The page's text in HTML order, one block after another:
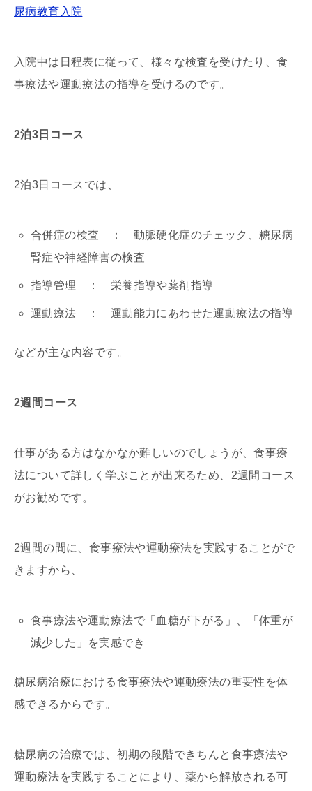
尿病教育入院
入院中は日程表に従って、様々な検査を受けたり、食
事療法や運動療法の指導を受けるのです。
2泊3日コース
2泊3日コースでは、
合併症の検査 ： 動脈硬化症のチェック、糖尿病
腎症や神経障害の検査
指導管理 ： 栄養指導や薬剤指導
運動療法 ： 運動能力にあわせた運動療法の指導
などが主な内容です。
2週間コース
仕事がある方はなかなか難しいのでしょうが、食事療
法について詳しく学ぶことが出来るため、2週間コース
がお勧めです。
2週間の間に、食事療法や運動療法を実践することがで
きますから、
食事療法や運動療法で「血糖が下がる」、「体重が
減少した」を実感でき
糖尿病治療における食事療法や運動療法の重要性を体
感できるからです。
糖尿病の治療では、初期の段階できちんと食事療法や
運動療法を実践することにより、薬から解放される可